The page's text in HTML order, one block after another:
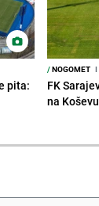
pita:
/NOGOMET I
FK
na Koševu